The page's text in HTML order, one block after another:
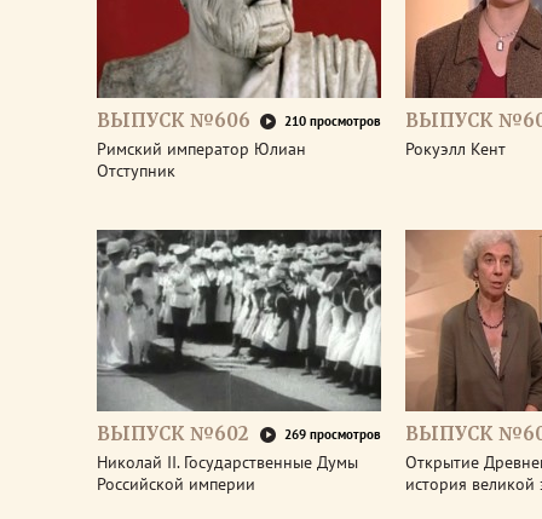
ВЫПУСК №606 210 просмотров
Римский император Юлиан
Отступник
ВЫПУСК
Рокуэлл Кент
ВЫПУСК №602 269 просмотров
Николай II. Государственные Думы
Российской империи
ВЫПУСК
Открытие
история великой